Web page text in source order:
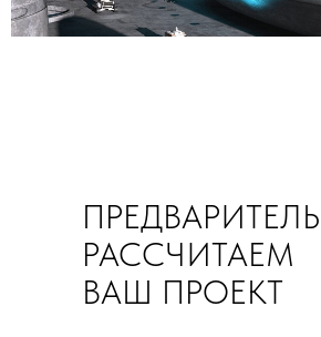
РАССЧИТАЕМ
ВАШ ПРОЕКТ